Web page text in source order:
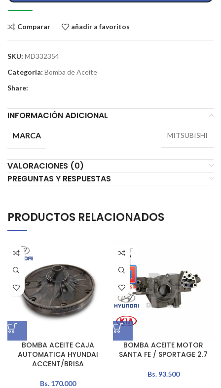
Comparar añadir a favoritos
SKU: MD332354
Categoría: Bomba de Aceite
Share:
INFORMACIÓN ADICIONAL
MARCA MITSUBISHI
VALORACIONES (0)
PREGUNTAS Y RESPUESTAS
PRODUCTOS RELACIONADOS
BOMBA ACEITE CAJA
AUTOMATICA HYUNDAI
ACCENT/BRISA
Bs.170.000
AGOT
ADO
BOMBA ACEITE MOTOR
SANTA FE / SPORTAGE 2.7
Bs.93.500